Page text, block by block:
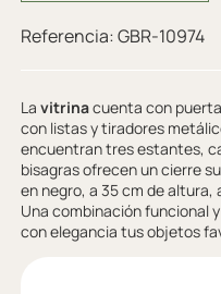
Referencia:GBR-10974
Lavitrinacuenta con
con listas y tiradores
encuentran tres estantes,
bisagras ofrecen un cierre
en negro, a 35 cm de
Una combinación funcional
con elegancia tus objetos